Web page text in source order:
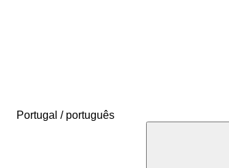
Portugal / português